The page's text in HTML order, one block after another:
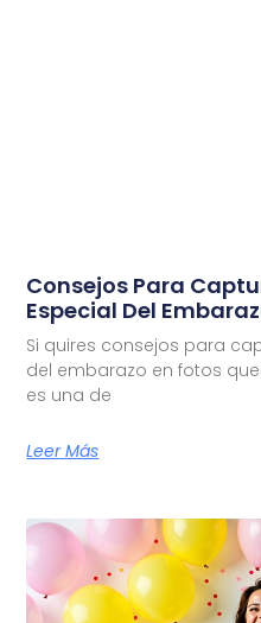
Consejos Para
Especial Del
Si quires consejos para
del embarazo en fotos
es una de
Leer Más